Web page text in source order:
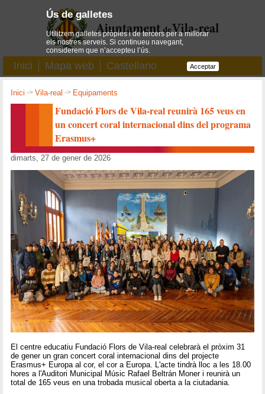
Inici Mapa web Castellano
Inici ->Vila-real -> Equipaments
Fundació Flors de Vila-real reunirà 165 veus en
un concert coral internacional dins del programa
Erasmus+
dimarts, 27 de gener de 2026
El centre educatiu Fundació Flors de Vila-real celebrarà el pròxim 31
de gener un gran concert coral internacional dins del projecte
Erasmus+ Europa al cor, el cor a Europa. L'acte tindrà lloc a les 18.00
hores a l'Auditori Municipal Músic Rafael Beltrán Moner i reunirà un
total de 165 veus en una trobada musical oberta a la ciutadania.
Ús de galletes
Utilitzem galletes pròpies i de tercers per a millorar
els nostres serveis. Si continueu navegant,
considerem que n’accepteu l’ús.
Acceptar